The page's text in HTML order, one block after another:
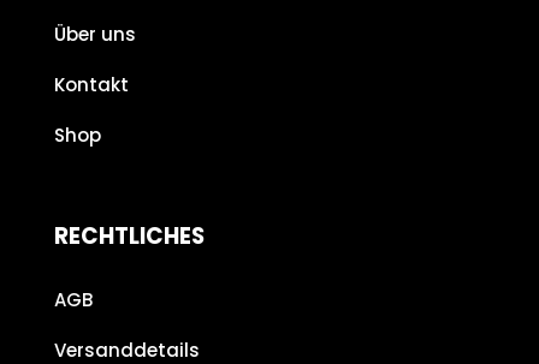
Über uns
Kontakt
Shop
RECHTLICHES
AGB
Versanddetails